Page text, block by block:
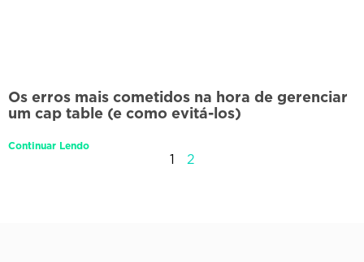
Os erros mais cometidos na hora de gerenciar
um cap table (e como evitá-los)
Continuar Lendo
1 2